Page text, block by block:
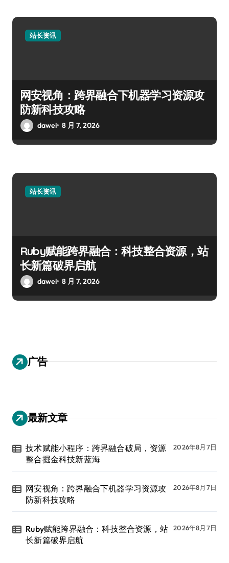
站长资讯
网安视角：跨界融合下机器学习资源攻
防新科技攻略
dawei 8 月 7, 2026
站长资讯
Ruby赋能跨界融合：科技整合资源，站
长新篇破界启航
dawei 8 月 7, 2026
广告
最新文章
技术赋能小程序：跨界融合破局，资源
整合掘金科技新蓝海
2026年8月7日
网安视角：跨界融合下机器学习资源攻
防新科技攻略
2026年8月7日
Ruby赋能跨界融合：科技整合资源，站
长新篇破界启航
2026年8月7日